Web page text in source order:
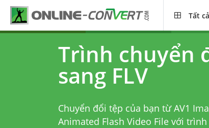
Tất
Trình chuyển
sang FLV
Chuyển đổi tệp của bạn từ AV1
Animated Flash Video File với trình